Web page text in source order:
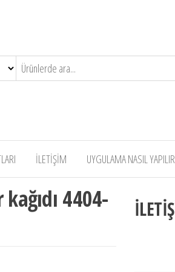
İLETİŞİM UYGULAMA NASIL YAPILIR
4404-